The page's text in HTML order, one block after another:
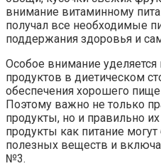
внимание витаминному
получал все необходимые
поддержания здоровья и
Особое внимание
продуктов в диетическом
обеспечения хорошего
Поэтому важно не только
продукты, но и правильно
продукты как питание
полезных веществ и
№3.